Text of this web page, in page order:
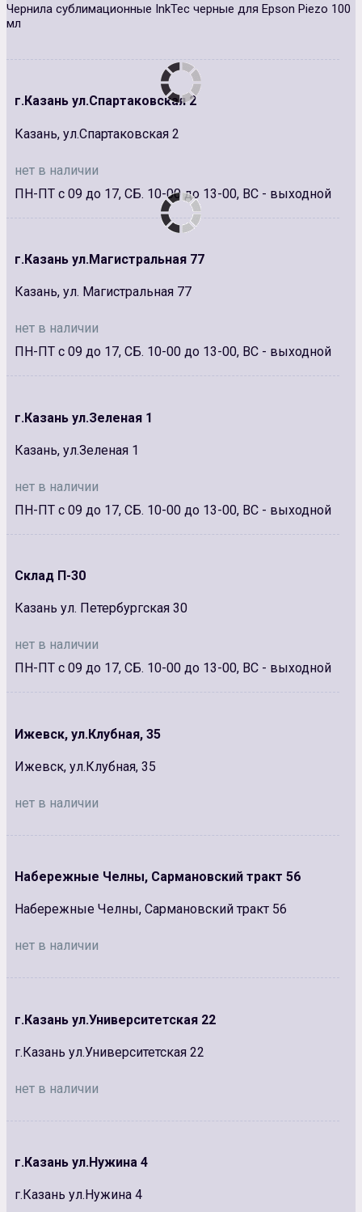
Чернила сублимационные InkTec черные для Epson Piezo 100
мл
г.Казань ул.Спартаковская 2
Казань, ул.Спартаковская 2
нет в наличии
ПН-ПТ с 09 до 17, СБ. 10-00 до 13-00, ВС - выходной
г.Казань ул.Магистральная 77
Казань, ул. Магистральная 77
нет в наличии
ПН-ПТ с 09 до 17, СБ. 10-00 до 13-00, ВС - выходной
г.Казань ул.Зеленая 1
Казань, ул.Зеленая 1
нет в наличии
ПН-ПТ с 09 до 17, СБ. 10-00 до 13-00, ВС - выходной
Склад П-30
Казань ул. Петербургская 30
нет в наличии
ПН-ПТ с 09 до 17, СБ. 10-00 до 13-00, ВС - выходной
Ижевск, ул.Клубная, 35
Ижевск, ул.Клубная, 35
нет в наличии
Набережные Челны, Сармановский тракт 56
Набережные Челны, Сармановский тракт 56
нет в наличии
г.Казань ул.Университетская 22
г.Казань ул.Университетская 22
нет в наличии
г.Казань ул.Нужина 4
г.Казань ул.Нужина 4